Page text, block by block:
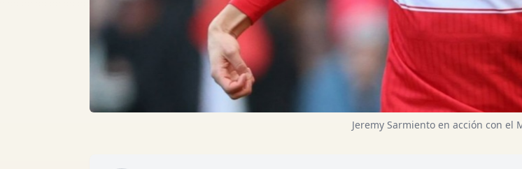
Jeremy Sarmiento en acción con el